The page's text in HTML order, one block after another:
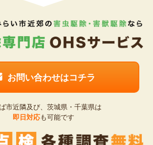
お問い合わせはコチラ
市近隣及び、茨城県・千葉県は
即日対応も可能です